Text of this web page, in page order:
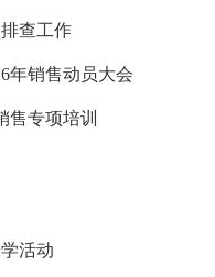
查工作
年销售动员大会
售专项培训
活动